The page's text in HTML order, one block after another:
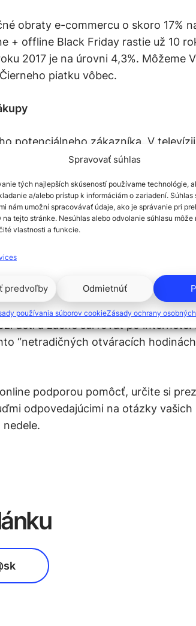
Spravovať súhlas
tých najlepších skúseností používame technológie,
a/alebo prístup k informáciám o zariadení. Súhlas
nám umožní spracovávať údaje, ako je správanie pri
na tejto stránke. Nesúhlas alebo odvolanie súhlasu môže
vlastnosti a funkcie.
Odmietnúť
predvoľby
používania súborov cookieZásady ochrany
obraty e-commercu o skoro 17%
+ offline Black Friday rastie už 10
2017 je na úrovni 4,3%. Môžeme
piatku vôbec.
potenciálneho zákazníka. V
ešte neminul ani cent a zo
zliav. Používatelia nakupujú
nedostanú.Poraďte im, postrčte
počas nerozhodného
dokončiť vytúžený nákup.
domova
svoje peňaženky najširšie v piatok
obratu šplháme tiež o 20. hodine
deti a začne surfovať po
“netradičných otváracích
podporou pomôcť, určite si
odpovedajúcimi na otázky